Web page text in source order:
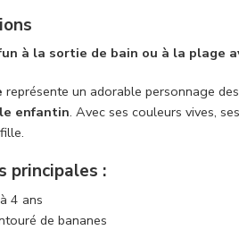
à la sortie de bain ou à la plage
représente un adorable personnage
enfantin. Avec ses couleurs vives,
principales :
4 ans
de bananes